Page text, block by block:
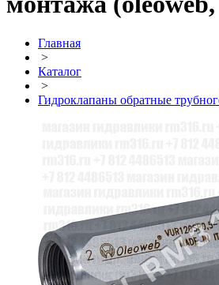
Главная
>
Каталог
>
Гидроклапаны обратные